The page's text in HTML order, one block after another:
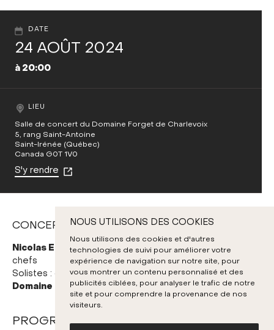
NOUS UTILISONS DES COOKIES
Nous utilisons des cookies et d'autres
technologies de suivi pour améliorer votre
expérience de navigation sur notre site, pour
vous montrer un contenu personnalisé et des
publicités ciblées, pour analyser le trafic de notre
site et pour comprendre la provenance de nos
visiteurs.
DATE
24 AOÛT 2024
à 20:00
LIEU
Salle de concert du Domaine Forget de Charlevoix
5, rang Saint-Antoine
Saint-Irénée (Québec)
Canada G0T 1V0
S'y rendre
CONCERT DE CLÔTURE
Nicolas Ellis ,Jean-Marie ZeitounietMathieu Lussier
chefs
Solistes : chanteurs et chanteuses de l'Académie du
Domaine Forget
PROGRAMME